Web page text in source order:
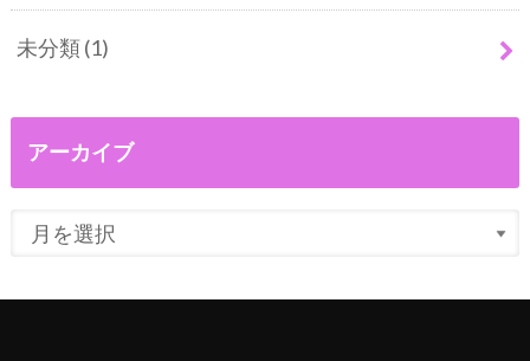
未分類(1)
アーカイブ